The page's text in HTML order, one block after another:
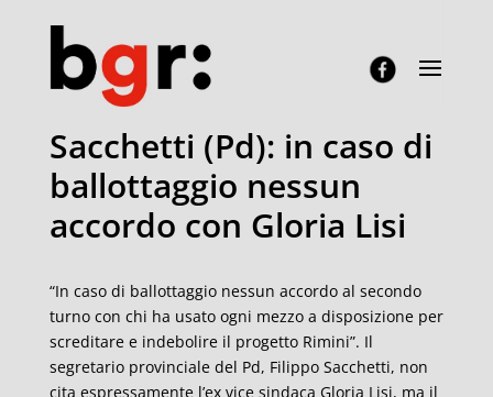
Sacchetti (Pd): in caso di
ballottaggio nessun
accordo con Gloria Lisi
“In caso di ballottaggio nessun accordo al secondo
turno con chi ha usato ogni mezzo a disposizione per
screditare e indebolire il progetto Rimini”. Il
segretario provinciale del Pd, Filippo Sacchetti, non
cita espressamente l’ex vice sindaca Gloria Lisi, ma il